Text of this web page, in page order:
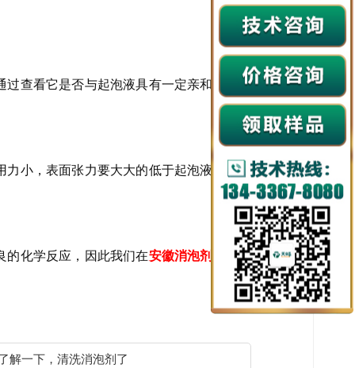
查看它是否与起泡液具有一定亲和性，因
小，表面张力要大大的低于起泡液，这样
的化学反应，因此我们在安徽消泡剂厂家选
解一下，清洗消泡剂了